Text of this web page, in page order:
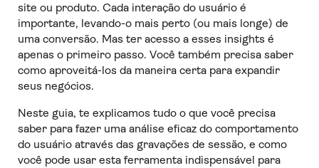
site ou produto. Cada interação do usuário é
importante, levando-o mais perto (ou mais longe) de
uma conversão. Mas ter acesso a esses insights é
apenas o primeiro passo. Você também precisa saber
como aproveitá-los da maneira certa para expandir
seus negócios.
Neste guia, te explicamos tudo o que você precisa
saber para fazer uma análise eficaz do comportamento
do usuário através das gravações de sessão, e como
você pode usar esta ferramenta indispensável para